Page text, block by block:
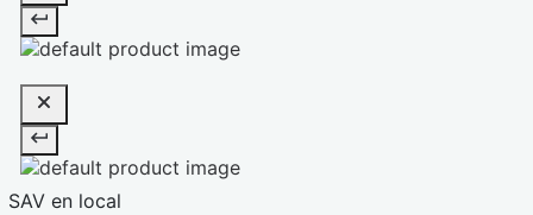
SAV en local